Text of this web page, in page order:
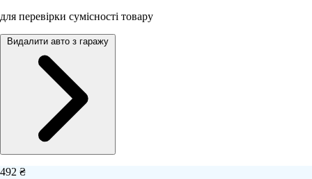
для перевірки сумісності товару
Видалити авто з гаражу
492 ₴